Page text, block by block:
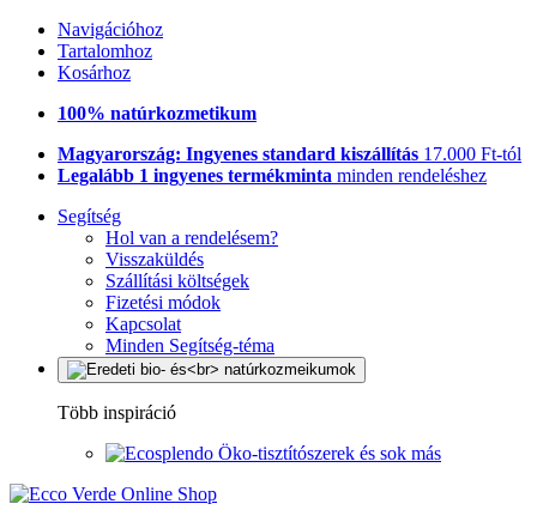
Navigációhoz
Tartalomhoz
Kosárhoz
100% natúrkozmetikum
Magyarország: Ingyenes standard kiszállítás 17.000 Ft-tól
Legalább 1 ingyenes termékminta minden rendeléshez
Segítség
Hol van a rendelésem?
Visszaküldés
Szállítási költségek
Fizetési módok
Kapcsolat
Minden Segítség-téma
Több inspiráció
Öko-tisztítószerek és sok más